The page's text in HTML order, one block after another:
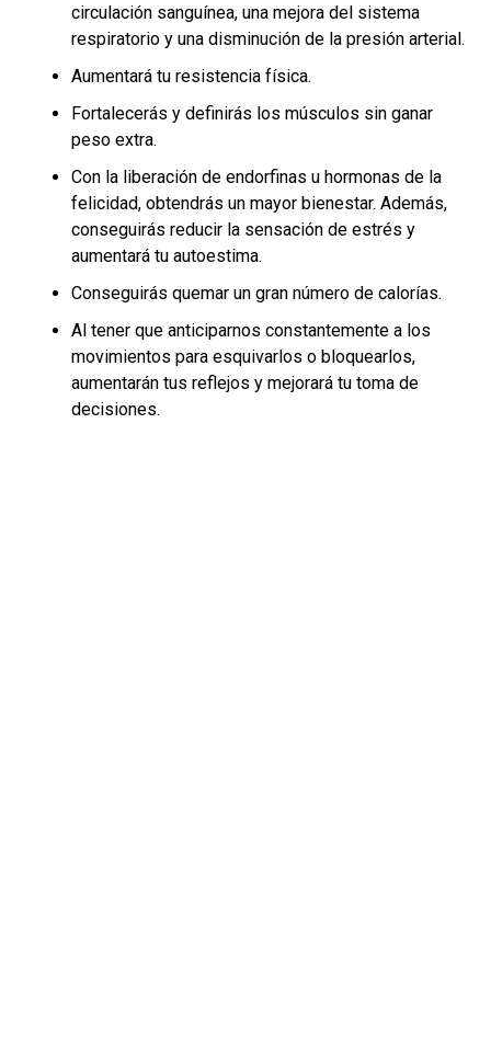
circulación sanguínea, una mejora del sistema
respiratorio y una disminución de la presión arterial.
Aumentará tu resistencia física.
Fortalecerás y definirás los músculos sin ganar
peso extra.
Con la liberación de endorfinas u hormonas de la
felicidad, obtendrás un mayor bienestar. Además,
conseguirás reducir la sensación de estrés y
aumentará tu autoestima.
Conseguirás quemar un gran número de calorías.
Al tener que anticiparnos constantemente a los
movimientos para esquivarlos o bloquearlos,
aumentarán tus reflejos y mejorará tu toma de
decisiones.